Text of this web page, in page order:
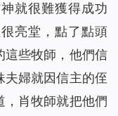
就很難獲得成功
亮堂，點了點頭
這些牧師，他們信
夫婦就因信主的侄
，肖牧師就把他們